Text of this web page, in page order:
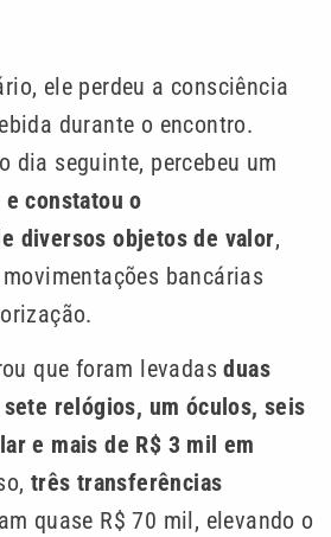
ele perdeu a consciência
durante o encontro.
dia seguinte, percebeu um
constatou o
diversos objetos de valor,
bancárias
que foram levadasduas
relógios, um óculos, seis
e mais de R$ 3 mil em
três transferências
quase R$ 70 mil, elevando o